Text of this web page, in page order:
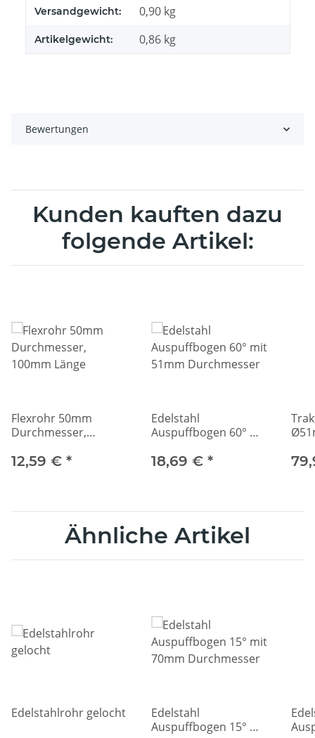
Produkteigenschaft
Wert
Versandgewicht: 0,90 kg
Artikelgewicht: 0,86 kg
Bewertungen
Kunden kauften dazu
folgende Artikel:
Flexrohr 50mm
Durchmesser,
12,59 € *
Edelstahl
Auspuffbogen 60° mit
18,69 € *
Ähnliche Artikel
Edelstahlrohr gelocht
Edelstahl
Auspuffbogen 15° mit